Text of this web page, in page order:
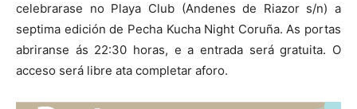
celebrarase no Playa Club (Andenes de Riazor s/n) a
septima edición de Pecha Kucha Night Coruña. As portas
abriranse ás 22:30 horas, e a entrada será gratuita. O
acceso será libre ata completar aforo.